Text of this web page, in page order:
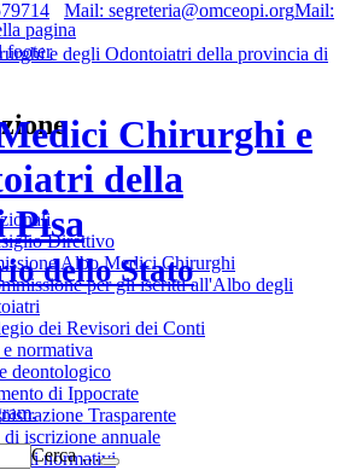
pagina
footer
Mail: segreteria@omceopi.orgMail:
Chirurghi e
della
Pisa
dello Stato
.
Cerca …
Direttivo
Albo Medici Chirurghi
per gli iscritti all'Albo degli
dei Revisori dei Conti
normativa
deontologico
di Ippocrate
Trasparente
di iscrizione annuale
normativi